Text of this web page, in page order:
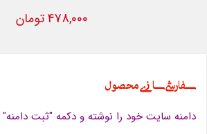
478,000 تومان
سفارشی سازی محصول
دامنه سایت خود را نوشته و دکمه "ثبت دامنه"